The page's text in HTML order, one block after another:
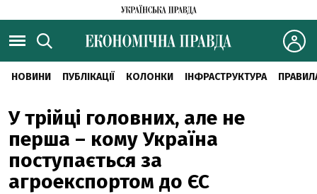
НОВИНИ ПУБЛІКАЦІЇ КОЛОНКИ ІНФРАСТРУКТУРА
У трійці головних, але не
перша – кому Україна
поступається за
агроекспортом до ЄС